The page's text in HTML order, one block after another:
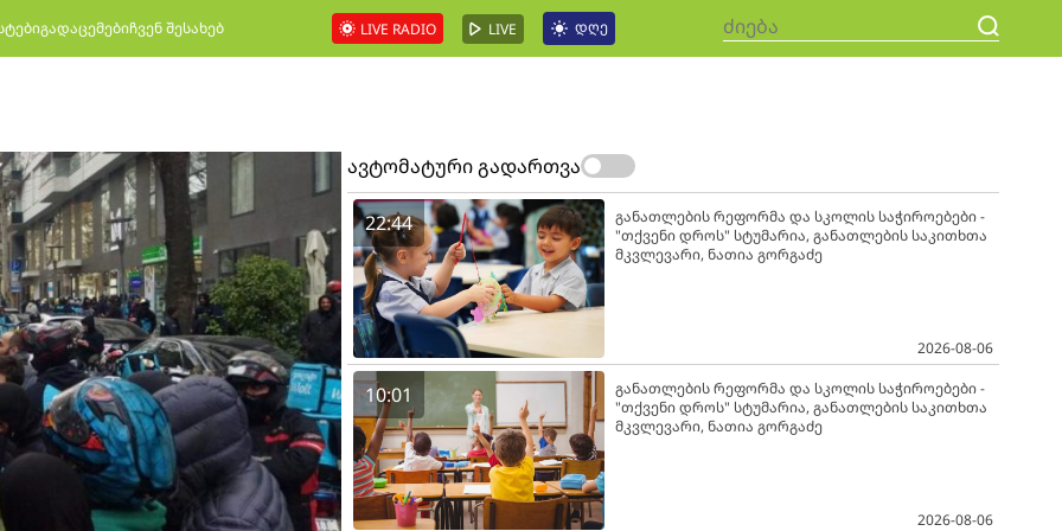
გადაცემებიჩვენ შესახებ LIVE RADIO LIVE დღე
ავტომატური გადართვა
22:44
განათლების რეფორმა და სკოლის საჭიროებები -
"თქვენი დროს" სტუმარია, განათლების საკითხთა
მკვლევარი, ნათია გორგაძე
2026-08-06
10:01
განათლების რეფორმა და სკოლის საჭიროებები -
"თქვენი დროს" სტუმარია, განათლების საკითხთა
მკვლევარი, ნათია გორგაძე
2026-08-06